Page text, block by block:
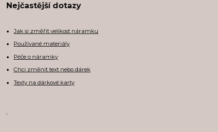
Nejčastější dotazy
Jak si změřit velikost náramku
Používané materiály
Péče o náramky
Chci změnit text nebo dárek
Texty na dárkové karty
,